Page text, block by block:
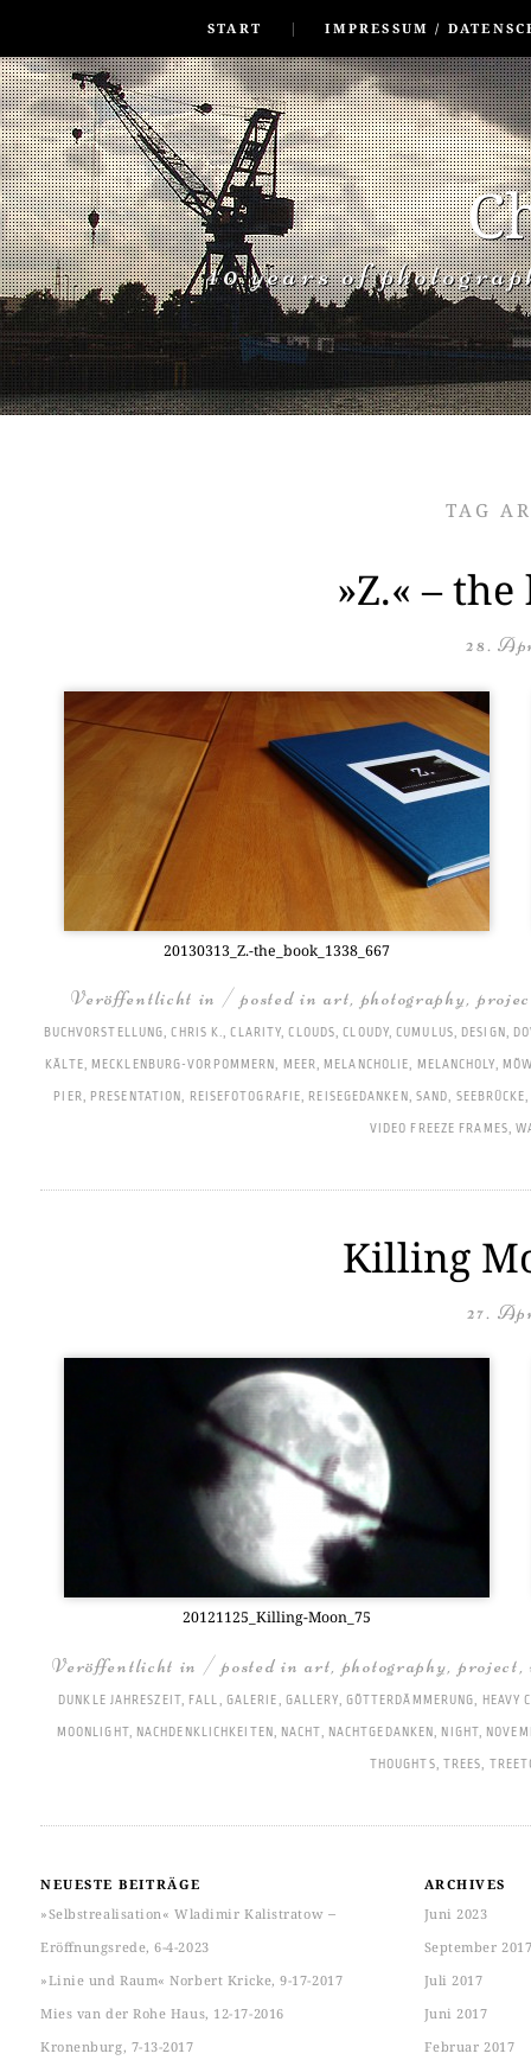
START
IMPRESSUM /
40 years of
TAG
»Z.« –
28.
20130313_Z.-the_book_1338_667
Veröffentlicht in / posted inart, photography,
BUCHVORSTELLUNG,CHRIS K.,CLARITY,CLOUDS,CLOUDY,CUMULUS, DESIGN,
KÄLTE, MECKLENBURG-VORPOMMERN, MEER,MELANCHOLIE, MELANCHOLY,
PIER, PRESENTATION, REISEFOTOGRAFIE, REISEGEDANKEN, SAND, SEEBRÜCKE
VIDEO FREEZE FRAMES,
Killing
27.
20121125_Kil­ling-Moon_75
Veröffentlicht in / posted inart, photography, project,
DUNKLE JAHRESZEIT, FALL, GALERIE, GALLERY, GÖTTERDÄMMERUNG, HEAVY
MOONLIGHT, NACHDENKLICHKEITEN, NACHT, NACHTGEDANKEN, NIGHT,
THOUGHTS, TREES,
NEUESTE BEITRÄGE
»Selbstrealisation« Wladimir Kalistratow ‒
Eröffnungsrede, 6-4-2023
»Linie und Raum« Norbert Kricke, 9-17-2017
Mies van der Rohe Haus, 12-17-2016
Kronenburg, 7-13-2017
ARCHIVES
Juni 2023
September
Juli 2017
Juni 2017
Februar 2017